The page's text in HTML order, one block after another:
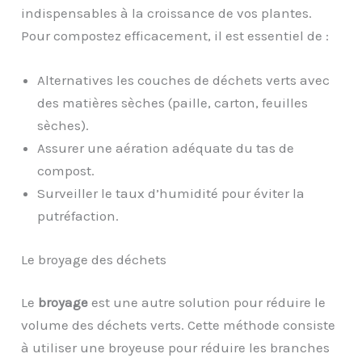
indispensables à la croissance de vos plantes.
Pour compostez efficacement, il est essentiel de :
Alternatives les couches de déchets verts avec
des matières sèches (paille, carton, feuilles
sèches).
Assurer une aération adéquate du tas de
compost.
Surveiller le taux d’humidité pour éviter la
putréfaction.
Le broyage des déchets
Le broyage est une autre solution pour réduire le
volume des déchets verts. Cette méthode consiste
à utiliser une broyeuse pour réduire les branches